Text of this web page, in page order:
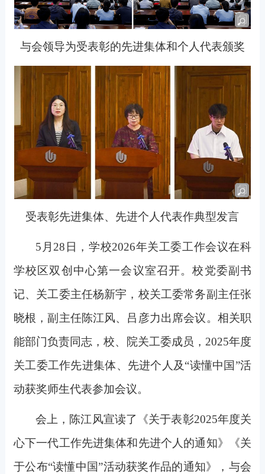
与会领导为受表彰的先进集体和个人代表颁奖
受表彰先进集体、先进个人代表作典型发言
5 月28日，学校2026年关工委工作会议在科
学校区双创中心第一会议室召开。校党委副书
记、关工委主任杨新宇，校关工委常务副主任张
晓根，副主任陈江风、吕彦力出席会议。相关职
能部门负责同志，校、院关工委成员，2025年度
关工委工作先进集体、先进个人及“读懂中国”活
动获奖师生代表参加会议。
会上，陈江风宣读了《关于表彰2025年度关
心下一代工作先进集体和先进个人的通知》《关
于公布“读懂中国”活动获奖作品的通知》，与会